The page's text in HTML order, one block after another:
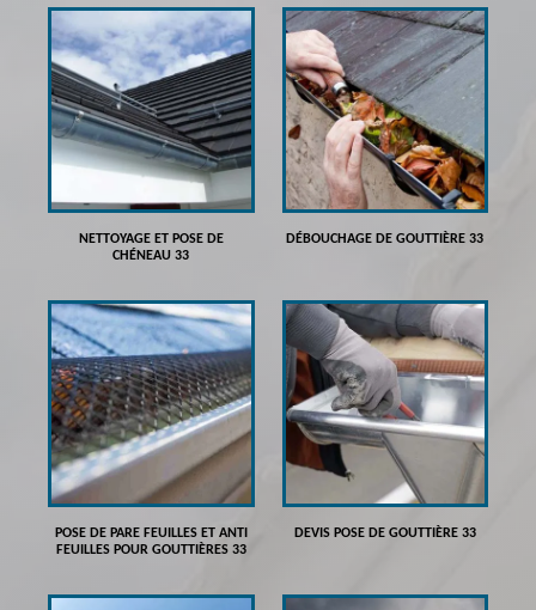
NETTOYAGE ET POSE DE
CHÉNEAU 33
DÉBOUCHAGE DE GOUTTIÈRE 33
POSE DE PARE FEUILLES ET ANTI
FEUILLES POUR GOUTTIÈRES 33
DEVIS POSE DE GOUTTIÈRE 33